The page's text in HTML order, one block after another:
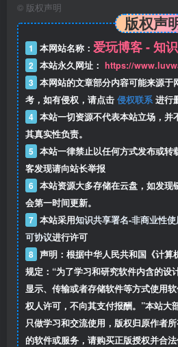
© 版权声明
版权声
1 本网站名称： 爱玩博客 - 知
2 本站永久网址： https://
3 本网站的文章部分内容可能来源于
考，如有侵权，请点击 侵权联系 进行
4 本站一切资源不代表本站立场，并
其真实性负责。
5 本站一律禁止以任何方式发布或转
客发现请向站长举报
6 本站资源大多存储在云盘，如发现
会第一时间更新。
7 本站采用知识共享署名-非商业性
可协议进行许可
8 声明：根据中华人民共和国《计算
规定：“为了学习和研究软件内含的设
显示、传输或者存储软件等方式使用
权人许可，不向其支付报酬。”本站大
只做学习和交流使用，版权归原作者
的软件或服务，请购买正版授权并合